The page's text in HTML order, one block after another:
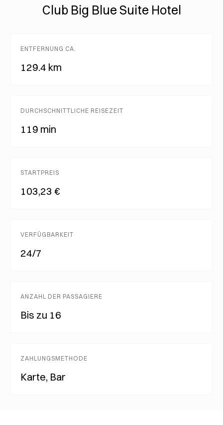
Club Big Blue Suite Hotel
ENTFERNUNG CA.
129.4 km
DURCHSCHNITTLICHE REISEZEIT
119 min
STARTPREIS
103,23 €
VERFÜGBARKEIT
24/7
ANZAHL DER PASSAGIERE
Bis zu 16
ZAHLUNGSMETHODE
Karte, Bar